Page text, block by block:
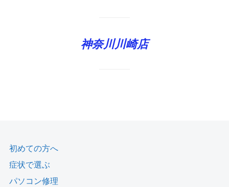
神奈川川崎店
初めての方へ
症状で選ぶ
パソコン修理